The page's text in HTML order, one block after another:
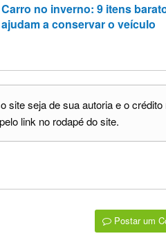
Carro no inverno: 9 itens
ajudam a conservar o veículo
site seja de sua autoria e o crédito
link no rodapé do site.
Postar um